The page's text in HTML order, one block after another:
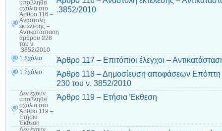
υποβληθεί
σχόλια στο
Άρθρο 116 –
Αναστολή
εκτέλεσης –
Αντικατάσταση
άρθρου 228
του ν.
.3852/2010
.3852/2010
1 Σχόλιο Άρθρο 117 – Επιτόπιοι έλεγχοι –
1 Σχόλιο
Άρθρο 118 – Δημοσίευση αποφάσεων Επόπτη
230 του ν. 3852/2010
Δεν έχουν
υποβληθεί
σχόλια στο
Άρθρο 119 –
Ετήσια
Έκθεση
Άρθρο 119 – Ετήσια Έκθεση
Δεν έχουν